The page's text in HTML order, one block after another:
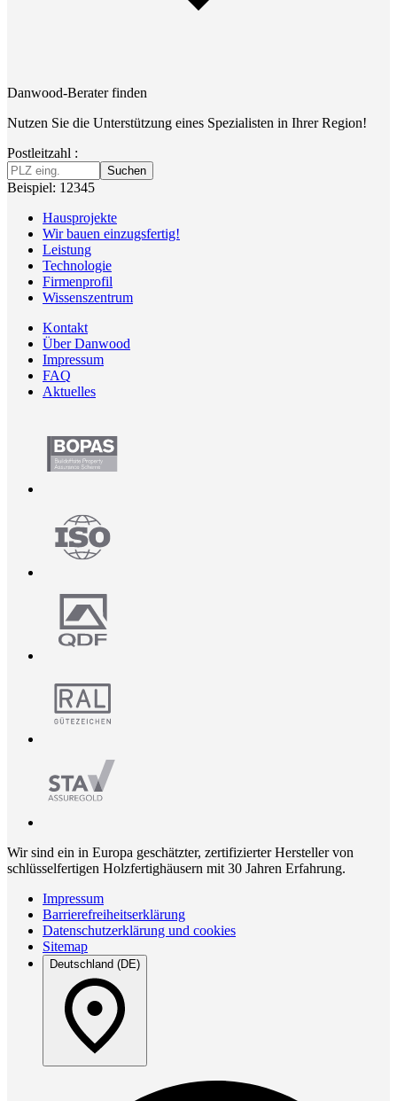
Danwood-Berater finden
Nutzen Sie die Unterstützung eines Spezialisten in Ihrer Region!
Postleitzahl :
Suchen
Beispiel: 12345
Hausprojekte
Wir bauen einzugsfertig!
Leistung
Technologie
Firmenprofil
Wissenszentrum
Kontakt
Über Danwood
Impressum
FAQ
Aktuelles
Wir sind ein in Europa geschätzter, zertifizierter Hersteller von
schlüsselfertigen Holzfertighäusern mit 30 Jahren Erfahrung.
Impressum
Barrierefreiheitserklärung
Datenschutzerklärung und cookies
Sitemap
Deutschland (DE)